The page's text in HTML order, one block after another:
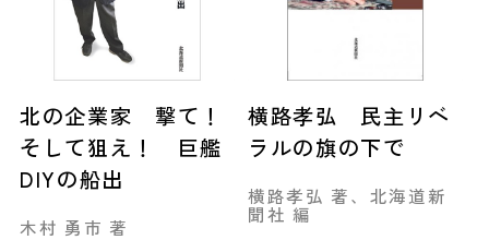
北の企業家 撃て！
そして狙え！ 巨艦
DIYの船出
木村 勇市 著
横路孝弘 民主リベ
ラルの旗の下で
横路孝弘 著、北海道新
聞社 編